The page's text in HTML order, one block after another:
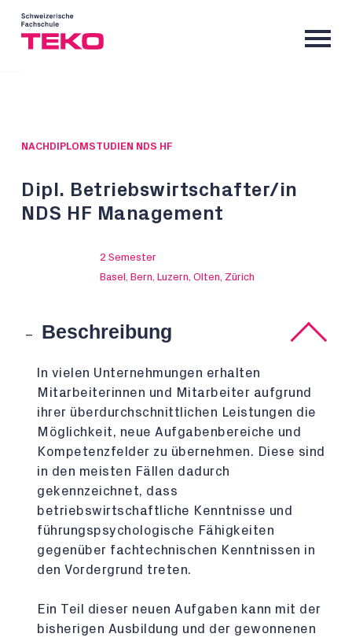
NACHDIPLOMSTUDIEN NDS HF
Dipl. Betriebswirtschafter/in
NDS HF Management
2 Semester
Basel, Bern, Luzern, Olten, Zürich
Beschreibung
In vielen Unternehmungen erhalten
Mitarbeiterinnen und Mitarbeiter aufgrund
ihrer überdurchschnittlichen Leistungen die
Möglichkeit, neue Aufgabenbereiche und
Kompetenzfelder zu übernehmen. Diese sind
in den meisten Fällen dadurch
gekennzeichnet, dass
betriebswirtschaftliche Kenntnisse und
führungspsychologische Fähigkeiten
gegenüber fachtechnischen Kenntnissen in
den Vordergrund treten.
Ein Teil dieser neuen Aufgaben kann mit der
bisherigen Ausbildung und der gewonnenen